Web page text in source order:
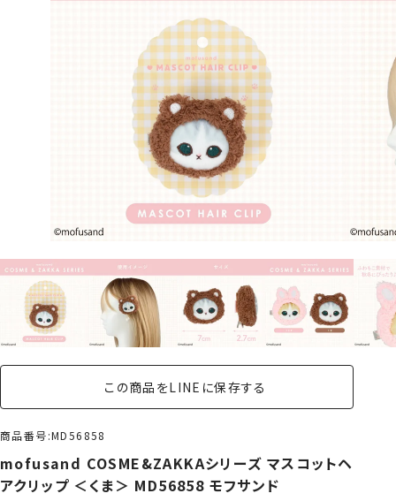
この商品をLINEに保存する
商品番号 MD56858
mofusand COSME&ZAKKAシリーズ マスコットヘ
アクリップ ＜くま＞ MD56858 モフサンド